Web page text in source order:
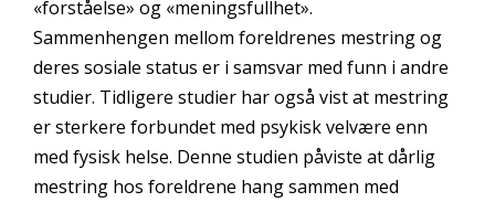
«forståelse» og «meningsfullhet».
Sammenhengen mellom foreldrenes mestring og
deres sosiale status er i samsvar med funn i andre
studier. Tidligere studier har også vist at mestring
er sterkere forbundet med psykisk velvære enn
med fysisk helse. Denne studien påviste at dårlig
mestring hos foreldrene hang sammen med